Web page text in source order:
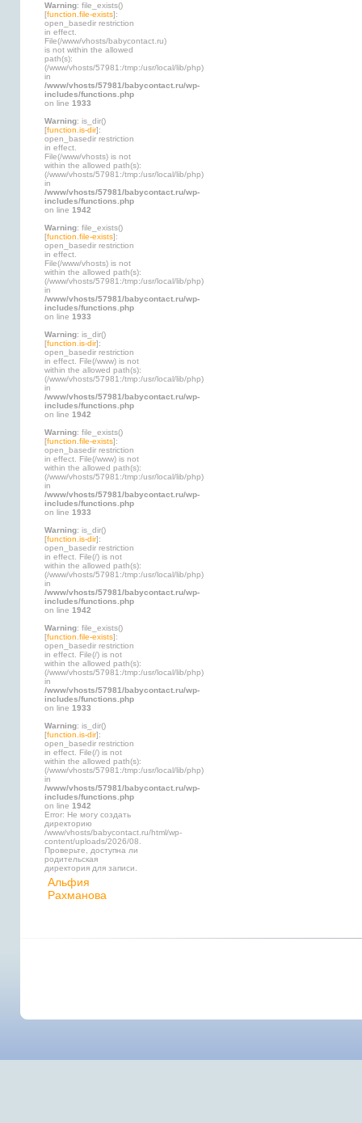
Warning: file_exists()
[function.file-exists]:
open_basedir restriction
in effect.
File(/www/vhosts/babycontact.ru)
is not within the allowed
path(s):
(/www/vhosts/57981:/tmp:/usr/local/lib/php)
in
/www/vhosts/57981/babycontact.ru/wp-
includes/functions.php
on line 1933
Warning: is_dir()
[function.is-dir]:
open_basedir restriction
in effect.
File(/www/vhosts) is not
within the allowed path(s):
(/www/vhosts/57981:/tmp:/usr/local/lib/php)
in
/www/vhosts/57981/babycontact.ru/wp-
includes/functions.php
on line 1942
Warning: file_exists()
[function.file-exists]:
open_basedir restriction
in effect.
File(/www/vhosts) is not
within the allowed path(s):
(/www/vhosts/57981:/tmp:/usr/local/lib/php)
in
/www/vhosts/57981/babycontact.ru/wp-
includes/functions.php
on line 1933
Warning: is_dir()
[function.is-dir]:
open_basedir restriction
in effect. File(/www) is not
within the allowed path(s):
(/www/vhosts/57981:/tmp:/usr/local/lib/php)
in
/www/vhosts/57981/babycontact.ru/wp-
includes/functions.php
on line 1942
Warning: file_exists()
[function.file-exists]:
open_basedir restriction
in effect. File(/www) is not
within the allowed path(s):
(/www/vhosts/57981:/tmp:/usr/local/lib/php)
in
/www/vhosts/57981/babycontact.ru/wp-
includes/functions.php
on line 1933
Warning: is_dir()
[function.is-dir]:
open_basedir restriction
in effect. File(/) is not
within the allowed path(s):
(/www/vhosts/57981:/tmp:/usr/local/lib/php)
in
/www/vhosts/57981/babycontact.ru/wp-
includes/functions.php
on line 1942
Warning: file_exists()
[function.file-exists]:
open_basedir restriction
in effect. File(/) is not
within the allowed path(s):
(/www/vhosts/57981:/tmp:/usr/local/lib/php)
in
/www/vhosts/57981/babycontact.ru/wp-
includes/functions.php
on line 1933
Warning: is_dir()
[function.is-dir]:
open_basedir restriction
in effect. File(/) is not
within the allowed path(s):
(/www/vhosts/57981:/tmp:/usr/local/lib/php)
in
/www/vhosts/57981/babycontact.ru/wp-
includes/functions.php
on line 1942
Error: Не могу создать
директорию
/www/vhosts/babycontact.ru/html/wp-
content/uploads/2026/08.
Проверьте, доступна ли
родительская
директория для записи.
Альфия
Рахманова